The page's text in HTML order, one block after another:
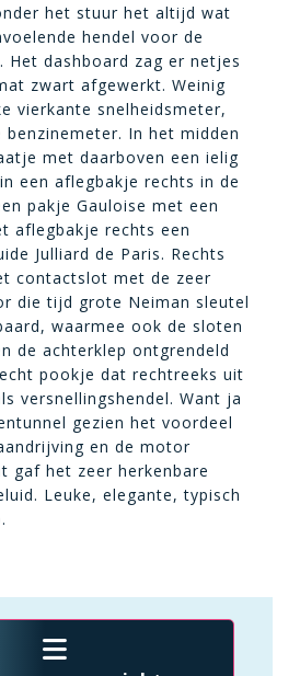
het stuur het altijd wat
hendel voor de
Het dashboard zag er netjes
zwart afgewerkt. Weinig
vierkante snelheidsmeter,
In het midden
met daarboven een ielig
een aflegbakje rechts in de
pakje Gauloise met een
aflegbakje rechts een
Julliard de Paris. Rechts
contactslot met de zeer
die tijd grote Neiman sleutel
waarmee ook de sloten
de achterklep ontgrendeld
pookje dat rechtreeks uit
versnellingshendel. Want ja
gezien het voordeel
en de motor
gaf het zeer herkenbare
Leuke, elegante, typisch